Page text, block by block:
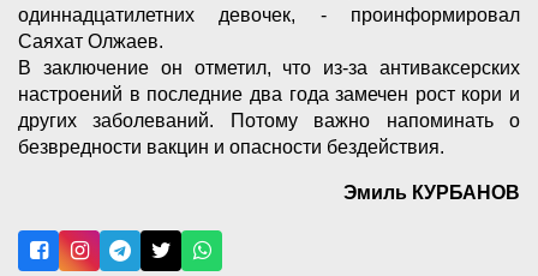
одиннадцатилетних девочек, - проинформировал
Саяхат Олжаев.
В заключение он отметил, что из-за антиваксерских
настроений в последние два года замечен рост кори и
других заболеваний. Потому важно напоминать о
безвредности вакцин и опасности бездействия.
Эмиль КУРБАНОВ